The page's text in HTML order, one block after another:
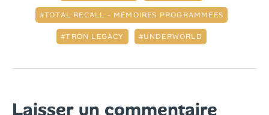
TOTAL RECALL - MÉMOIRES PROGRAMMÉES
TRON LEGACY UNDERWORLD
Laisser un commentaire